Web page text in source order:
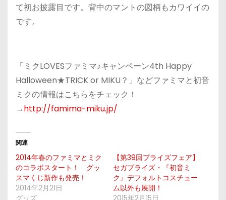
て初お披露目です。背中のマントの図柄もカワイイの
です。
「ミクLOVESファミマ♪キャンペーン4th Happy
Halloween★TRICK or MIKU？」などファミマと初音
ミクの情報はこちらをチェック！
→http://famima-miku.jp/
関連
2014年春のファミマとミク
のコラボスタート！ グッ
スマくじ新作も発売！
2014年2月21日
【第39回プライズフェア】
セガプライズ・『初音ミ
ク』デフォルトコスチュー
ム以外も展開！